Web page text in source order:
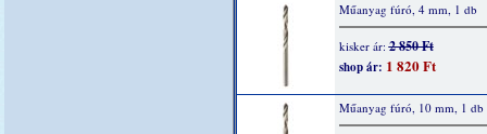
Műanyag fúró, 4 mm, 1 db
kisker ár:2 850 Ft
shop ár: 1 820 Ft
Műanyag fúró, 10 mm, 1 db